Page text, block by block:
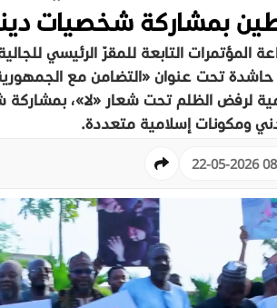
بمشاركة شخصيات
التابعة للمقرّ الرئيسي
تحت عنوان «التضامن مع الجمهورية
لرفض الظلم تحت شعار «لا»،
ومكونات إسلامية متعددة.
22-05-2026